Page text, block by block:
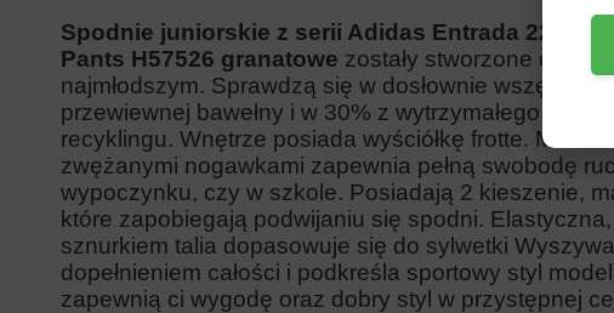
Spodnie juniorskie z serii Adidas Entrada 22 Sweat
Pants H57526 granatowe zostały stworzone dla
najmłodszym. Sprawdzą się w dosłownie wszędzie.
przewiewnej bawełny i w 30% z wytrzymałego
recyklingu. Wnętrze posiada wyściółkę frotte. Model
zwężanymi nogawkami zapewnia pełną swobodę
wypoczynku, czy w szkole. Posiadają 2 kieszenie,
które zapobiegają podwijaniu się spodni.
sznurkiem talia dopasowuje się do sylwetki
dopełnieniem całości i podkreśla sportowy styl
zapewnią ci wygodę oraz dobry styl w przystępnej